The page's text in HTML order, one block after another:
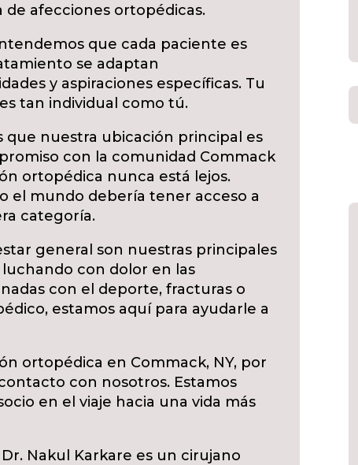
afecciones ortopédicas.
que cada paciente es
se adaptan
y aspiraciones específicas. Tu
tan individual como tú.
que nuestra ubicación principal es
con la comunidad Commack
ortopédica nunca está lejos.
el mundo debería tener acceso a
categoría.
general son nuestras principales
con dolor en las
con el deporte, fracturas o
estamos aquí para ayudarle a
ortopédica en Commack, NY, por
con nosotros. Estamos
en el viaje hacia una vida más
Dr. Nakul Karkare es un cirujano